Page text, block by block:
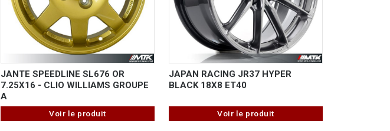
JANTE SPEEDLINE SL676 OR
7.25X16 - CLIO WILLIAMS GROUPE
A
Voir le produit
JAPAN RACING JR37 HYPER
BLACK 18X8 ET40
Voir le produit